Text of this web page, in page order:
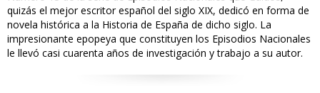
quizás el mejor escritor español del siglo XIX, dedicó en forma de
novela histórica a la Historia de España de dicho siglo. La
impresionante epopeya que constituyen los Episodios Nacionales
le llevó casi cuarenta años de investigación y trabajo a su autor.